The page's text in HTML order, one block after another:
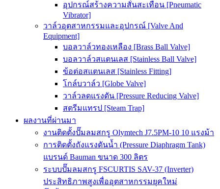
อุปกรณ์สร้างความสั่นสะเทือน [Pneumatic
Vibrator]
วาล์วอุตสาหกรรมและอุปกรณ์ [Valve And
Equipment]
บอลวาล์วทองเหลือง [Brass Ball Valve]
บอลวาล์วสแตนเลส [Stainless Ball Valve]
ข้อต่อสแตนเลส [Stainless Fitting]
โกล์บวาล์ว [Globe Valve]
วาล์วลดแรงดัน [Pressure Reducing Valve]
สตรีมแทรป [Steam Trap]
ผลงานที่ผ่านมา
งานติดตั้งปั๊มลมสกรู Olymtech J7.5PM-10 10 แรงม้า
การติดตั้งถังแรงดันน้ำ (Pressure Diaphragm Tank)
แบรนด์ Bauman ขนาด 300 ลิตร
ระบบปั๊มลมสกรู FSCURTIS SAV-37 (Inverter)
ประสิทธิภาพสูงเพื่ออุตสาหกรรมยุคใหม่